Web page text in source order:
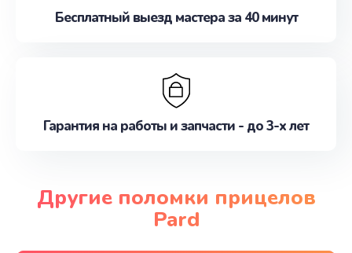
Бесплатный выезд мастера за 40 минут
Гарантия на работы и запчасти - до 3-х лет
Другие поломки прицелов
Pard